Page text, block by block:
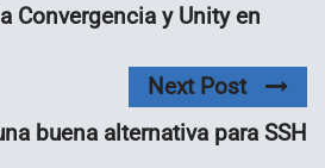
Convergencia y Unity en
Next Post
buena alternativa para SSH